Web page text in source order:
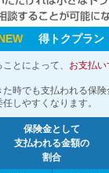
得トクプラン
とによって、 お支払
時でも支払われる保
しやすくなります。
保険金として
支払われる金額の
割合